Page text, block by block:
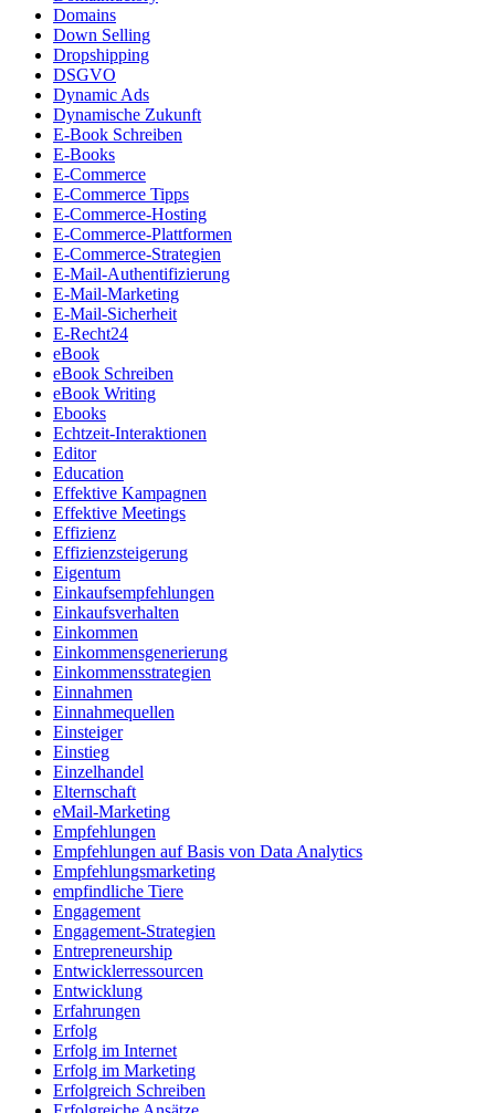
Domains
Down Selling
Dropshipping
DSGVO
Dynamic Ads
Dynamische Zukunft
E-Book Schreiben
E-Books
E-Commerce
E-Commerce Tipps
E-Commerce-Hosting
E-Commerce-Plattformen
E-Commerce-Strategien
E-Mail-Authentifizierung
E-Mail-Marketing
E-Mail-Sicherheit
E-Recht24
eBook
eBook Schreiben
eBook Writing
Ebooks
Echtzeit-Interaktionen
Editor
Education
Effektive Kampagnen
Effektive Meetings
Effizienz
Effizienzsteigerung
Eigentum
Einkaufsempfehlungen
Einkaufsverhalten
Einkommen
Einkommensgenerierung
Einkommensstrategien
Einnahmen
Einnahmequellen
Einsteiger
Einstieg
Einzelhandel
Elternschaft
eMail-Marketing
Empfehlungen
Empfehlungen auf Basis von Data Analytics
Empfehlungsmarketing
empfindliche Tiere
Engagement
Engagement-Strategien
Entrepreneurship
Entwicklerressourcen
Entwicklung
Erfahrungen
Erfolg
Erfolg im Internet
Erfolg im Marketing
Erfolgreich Schreiben